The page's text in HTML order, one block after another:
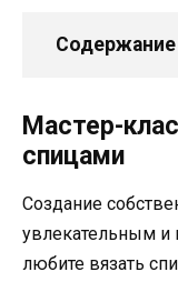
Содержание
Мастер-
спицами
Создание
увлекательным и
любите вязать